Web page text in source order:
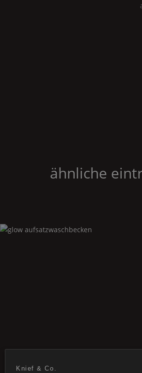
ähnliche
Knief & Co.